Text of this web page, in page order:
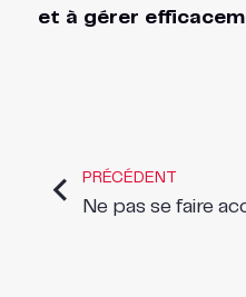
et à gérer
PRÉCÉDENT
Ne pas se faire